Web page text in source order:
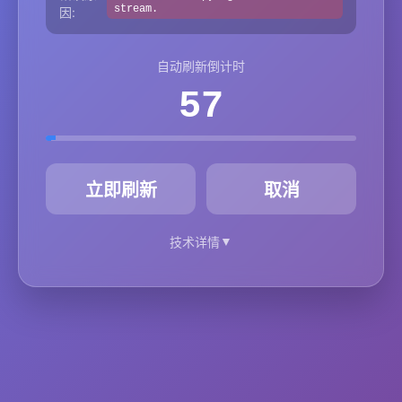
因:
stream.
自动刷新倒计时
57
立即刷新 取消
技术详情▼